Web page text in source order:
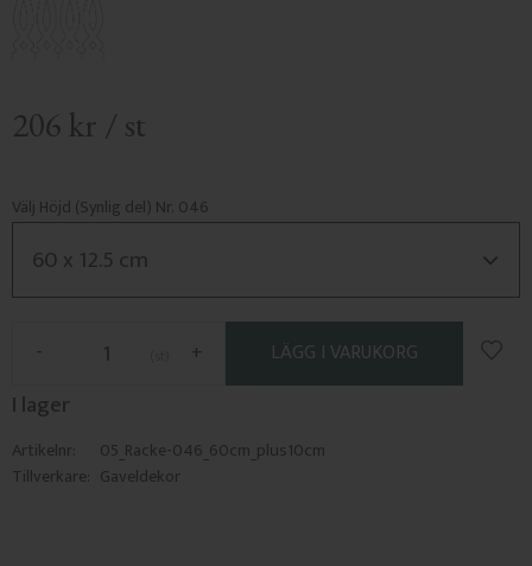
206 kr / st
Välj Höjd (Synlig del) Nr. 046
+
-
I lager
Artikelnr
05_Racke-046_60cm_plus10cm
Tillverkare Gaveldekor